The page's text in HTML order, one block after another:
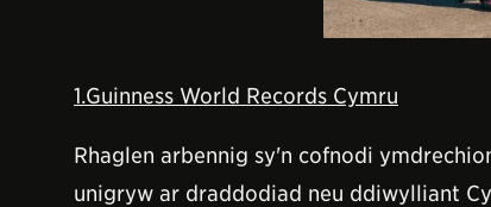
1.Guinness World Records Cymru
Rhaglen arbennig sy'n cofnodi
unigryw ar draddodiad neu ddiwylliant